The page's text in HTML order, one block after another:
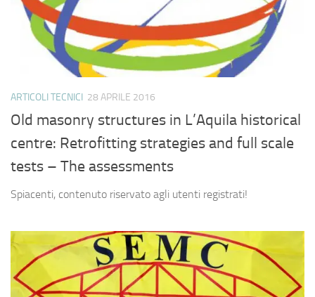
ARTICOLI TECNICI 28 APRILE 2016
Old masonry structures in L’Aquila historical
centre: Retrofitting strategies and full scale
tests – The assessments
Spiacenti, contenuto riservato agli utenti registrati!